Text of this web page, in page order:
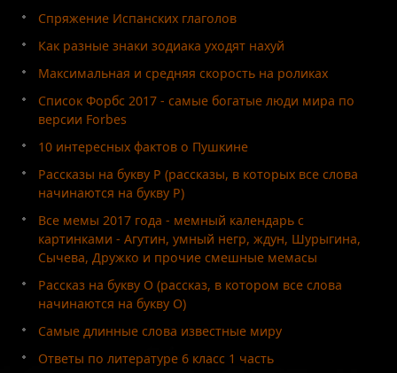
Спряжение Испанских глаголов
Как разные знаки зодиака уходят нахуй
Максимальная и средняя скорость на роликах
Список Форбс 2017 - самые богатые люди мира по
версии Forbes
10 интересных фактов о Пушкине
Рассказы на букву Р (рассказы, в которых все слова
начинаются на букву Р)
Все мемы 2017 года - мемный календарь с
картинками - Агутин, умный негр, ждун, Шурыгина,
Сычева, Дружко и прочие смешные мемасы
Рассказ на букву О (рассказ, в котором все слова
начинаются на букву О)
Самые длинные слова известные миру
Ответы по литературе 6 класс 1 часть